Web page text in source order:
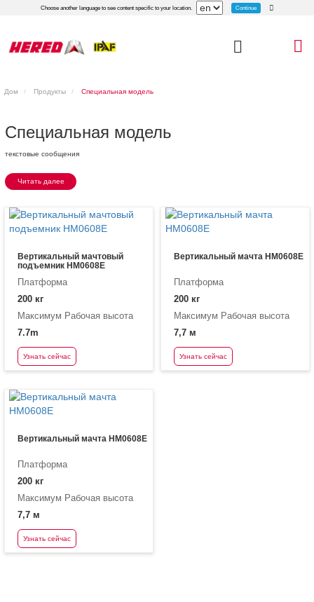
Choose another language to see content specific to your location. Continue
Дом Продукты Специальная модель
Специальная модель
текстовые сообщения
Читать далее
Вертикальный мачтовый
подъемник HM0608E
Платформа
200 кг
Максимум Рабочая высота
7.7m
Узнать сейчас
Вертикальный мачта HM0608E
Платформа
200 кг
Максимум Рабочая высота
7,7 м
Узнать сейчас
Вертикальный мачта HM0608E
Платформа
200 кг
Максимум Рабочая высота
7,7 м
Узнать сейчас